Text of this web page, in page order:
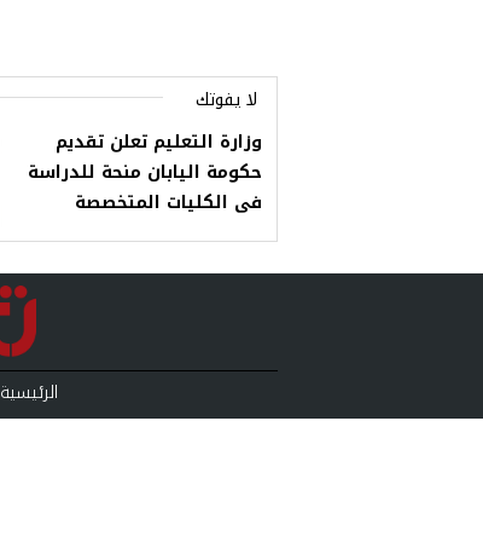
لا يفوتك
وزارة التعليم تعلن تقديم
حكومة اليابان منحة للدراسة
فى الكليات المتخصصة
الرئيسية